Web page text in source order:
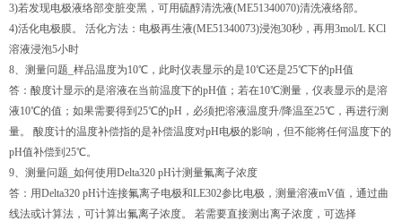
3)若发现电极液络部变脏变黑，可用硫醇清洗液(ME51340070)清洗液络部。
4)活化电极膜。 活化方法：电极再生液(ME51340073)浸泡30秒，再用3mol/L KCl
溶液浸泡5小时
8、测量问题_样品温度为10℃，此时仪表显示的是10℃还是25℃下的pH值
答：酸度计显示的是溶液在当前温度下的pH值；若在10℃测量，仪表显示的是溶
液10℃的值；如果需要得到25℃的pH，必须把溶液温度升/降温至25℃，再进行测
量。 酸度计的温度补偿指的是补偿温度对pH电极的影响，但不能将任何温度下的
pH值补偿到25℃。
9、测量问题_如何使用Delta320 pH计测量氟离子浓度
答：用Delta320 pH计连接氟离子电极和LE302参比电极，测量溶液mV值，通过曲
线法或计算法，可计算出氟离子浓度。 若需要直接测出离子浓度，可选择